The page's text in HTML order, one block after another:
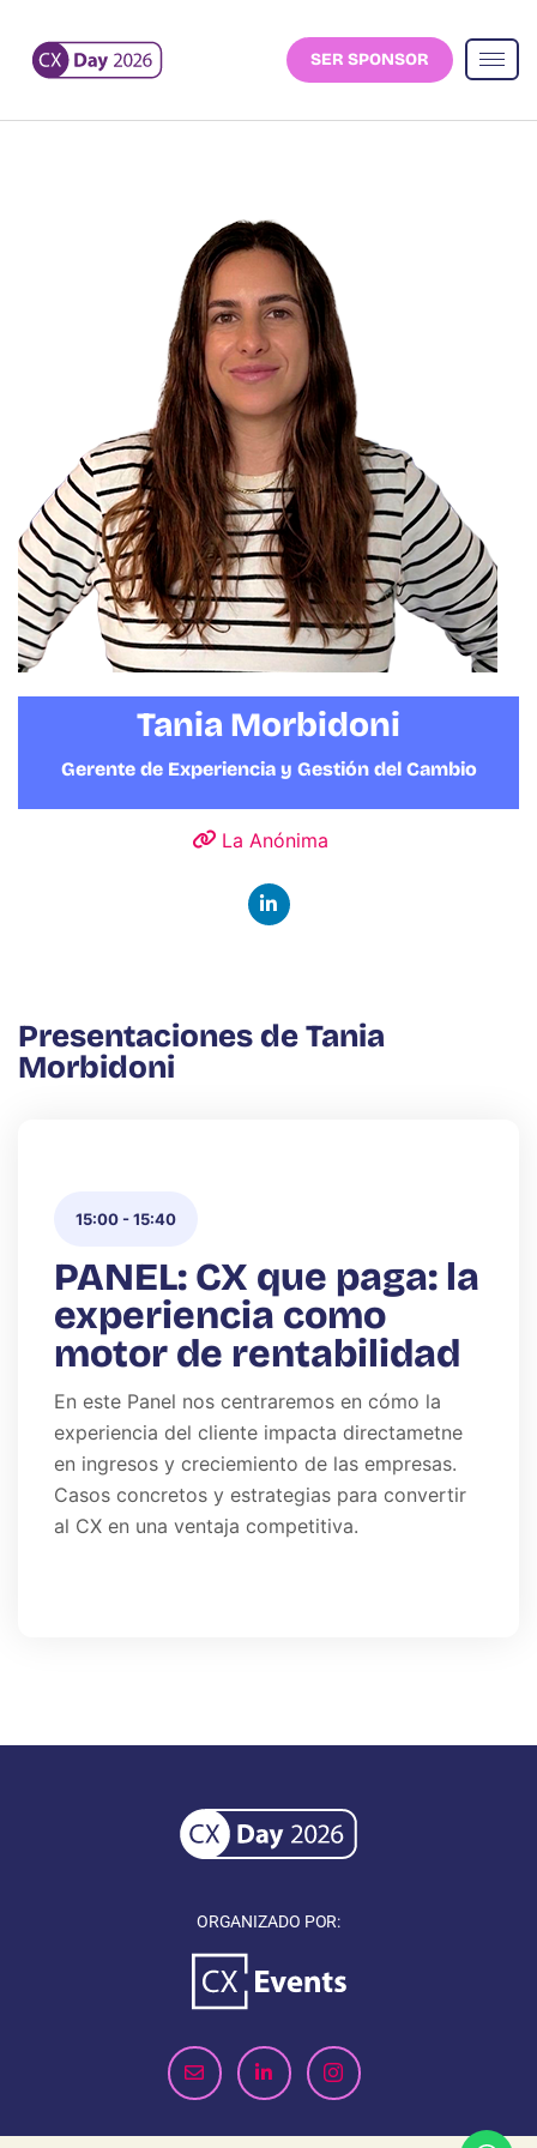
SER SPONSOR
Tania Morbidoni
Gerente de Experiencia y Gestión del Cambio
La Anónima
Presentaciones de Tania
Morbidoni
15:00 -15:40
PANEL: CX que paga: la
experiencia como
motor de rentabilidad
En este Panel nos centraremos en cómo la
experiencia del cliente impacta directametne
en ingresos y creciemiento de las empresas.
Casos concretos y estrategias para convertir
al CX en una ventaja competitiva.
ORGANIZADO POR: